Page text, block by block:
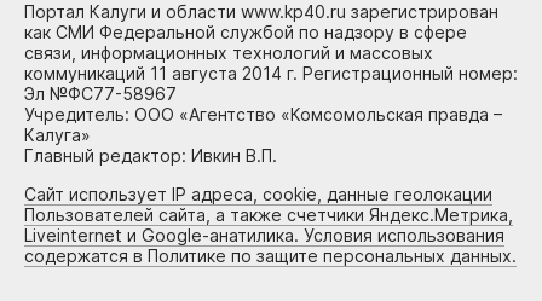
Портал Калуги и области www.kp40.ru зарегистрирован
как СМИ Федеральной службой по надзору в сфере
связи, информационных технологий и массовых
коммуникаций 11 августа 2014 г. Регистрационный номер:
Эл №ФС77-58967
Учредитель: ООО «Агентство «Комсомольская правда –
Калуга»
Главный редактор: Ивкин В.П.
Сайт использует IP адреса, cookie, данные геолокации
Пользователей сайта, а также счетчики Яндекс.Метрика,
Liveinternet и Google-анатилика. Условия использования
содержатся в Политике по защите персональных данных.